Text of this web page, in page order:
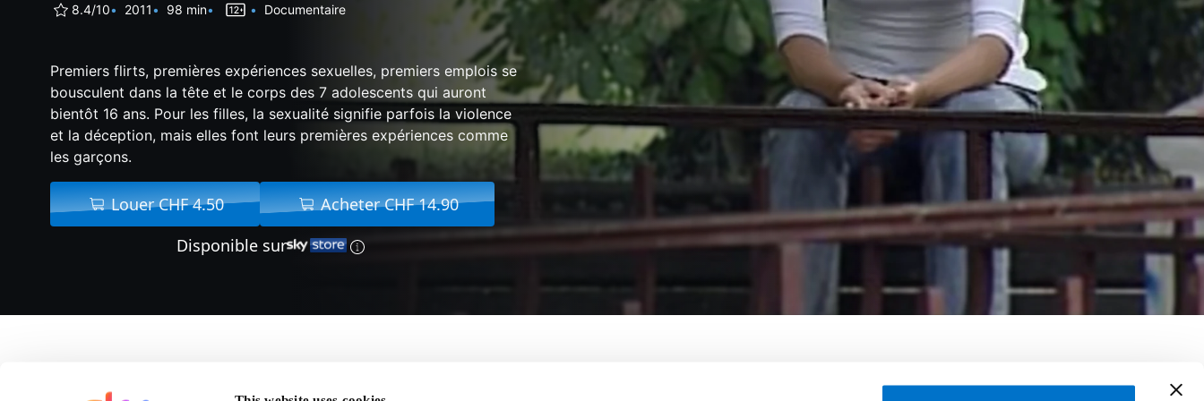
8.4/10 2011 98 min Documentaire
Premiers flirts, premières expériences sexuelles, premiers emplois se
bousculent dans la tête et le corps des 7 adolescents qui auront
bientôt 16 ans. Pour les filles, la sexualité signifie parfois la violence
et la déception, mais elles font leurs premières expériences comme
les garçons.
Louer CHF 4.50
Acheter CHF 14.90
Disponible sur